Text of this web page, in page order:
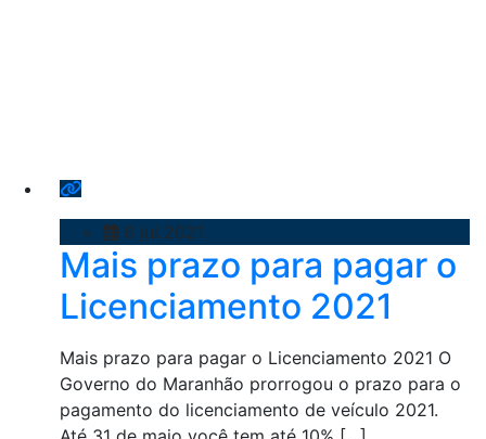
6 jul 2021
Mais prazo para pagar o
Licenciamento 2021
Mais prazo para pagar o Licenciamento 2021 O
Governo do Maranhão prorrogou o prazo para o
pagamento do licenciamento de veículo 2021.